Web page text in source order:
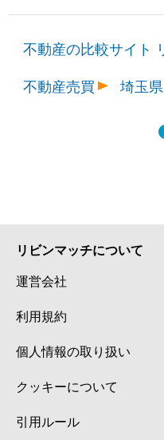
不動産の比較サイト
不動産売買
埼玉県
リビンマッチについて
運営会社
利用規約
個人情報の取り扱い
クッキーについて
引用ルール